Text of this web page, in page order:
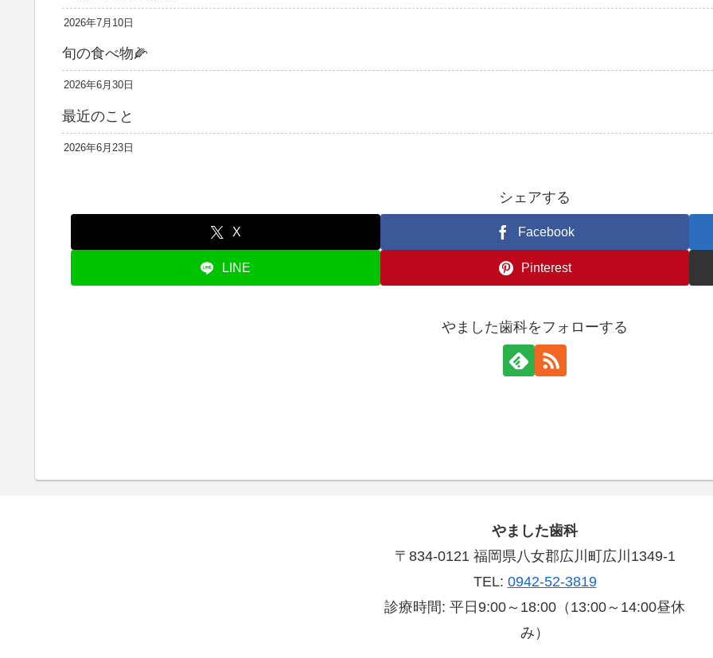
2026年7月10日
旬の食べ物🌽
2026年6月30日
最近のこと
2026年6月23日
シェアする
X Facebook
LINE Pinterest
やました歯科をフォローする
やました歯科
〒834-0121 福岡県八女郡広川町広川1349-1
TEL: 0942-52-3819
診療時間: 平日9:00～18:00（13:00～14:00昼休
み）